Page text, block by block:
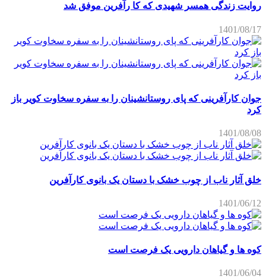
روایت زندگی همسر شهیدی که کا رآفرین موفق شد
1401/08/17
جوان کارآفرینی که پای روستانشینان را به سفره سخاوت کویر باز
کرد
1401/08/08
خلق آثار ناب از چوب خشک با دستان یک بانوی کارآفرین
1401/06/12
کوه ها و گیاهان دارویی یک فرصت است
1401/06/04